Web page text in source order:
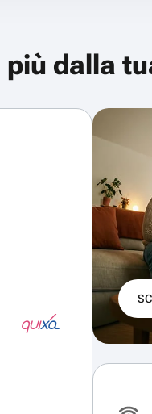
più dalla